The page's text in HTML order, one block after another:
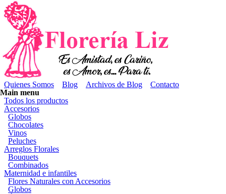
Pasar al contenido principal
Florería Liz | Arreglos florales en Monterrey
Menú secundario
Quienes Somos Blog Archivos de Blog
Contacto
Main menu
Todos los productos
Accesorios
Globos
Chocolates
Vinos
Peluches
Arreglos Florales
Bouquets
Combinados
Maternidad e infantiles
Flores Naturales con Accesorios
Globos